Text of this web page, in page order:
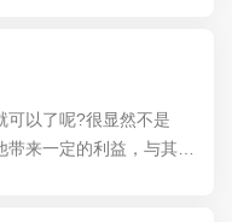
可以了呢?很显然不是
来一定的利益，与其不
中的利器!那...